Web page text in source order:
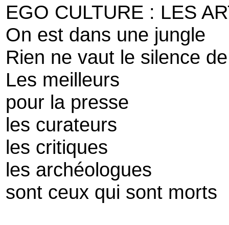
EGO CULTURE : LES
On est dans une jungle
Rien ne vaut le silence
Les meilleurs
pour la presse
les curateurs
les critiques
les archéologues
sont ceux qui sont morts